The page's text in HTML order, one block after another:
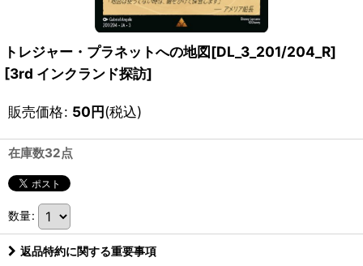
トレジャー・プラネットへの地図[DL_3_201/204_R]
[3rd インクランド探訪]
販売価格: 50円(税込)
在庫数32点
数量:
返品特約に関する重要事項